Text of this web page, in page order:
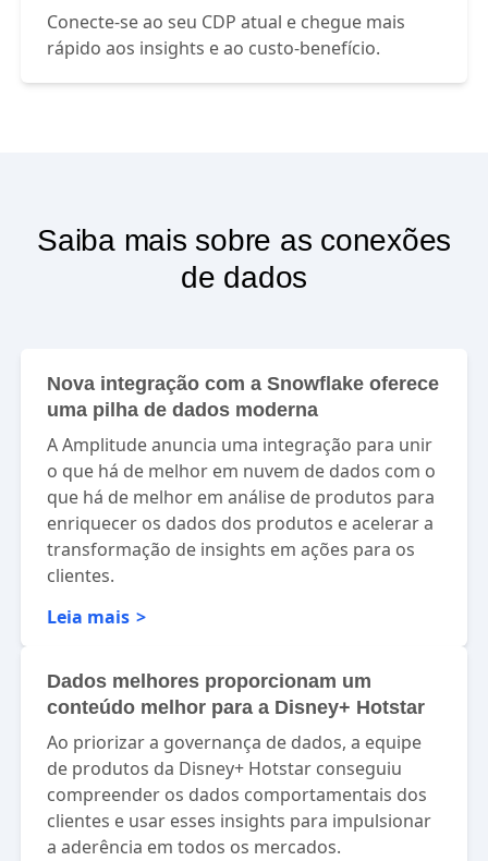
Conecte-se ao seu CDP atual e chegue mais
rápido aos insights e ao custo-benefício.
Saiba mais sobre as conexões
de dados
Nova integração com a Snowflake oferece
uma pilha de dados moderna
A Amplitude anuncia uma integração para unir
o que há de melhor em nuvem de dados com o
que há de melhor em análise de produtos para
enriquecer os dados dos produtos e acelerar a
transformação de insights em ações para os
clientes.
Leia mais
Dados melhores proporcionam um
conteúdo melhor para a Disney+ Hotstar
Ao priorizar a governança de dados, a equipe
de produtos da Disney+ Hotstar conseguiu
compreender os dados comportamentais dos
clientes e usar esses insights para impulsionar
a aderência em todos os mercados.